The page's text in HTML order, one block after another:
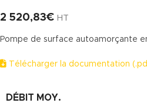
2 520,83€ HT
Pompe de surface autoamorçante
Télécharger la documentation
DÉBIT MOY.